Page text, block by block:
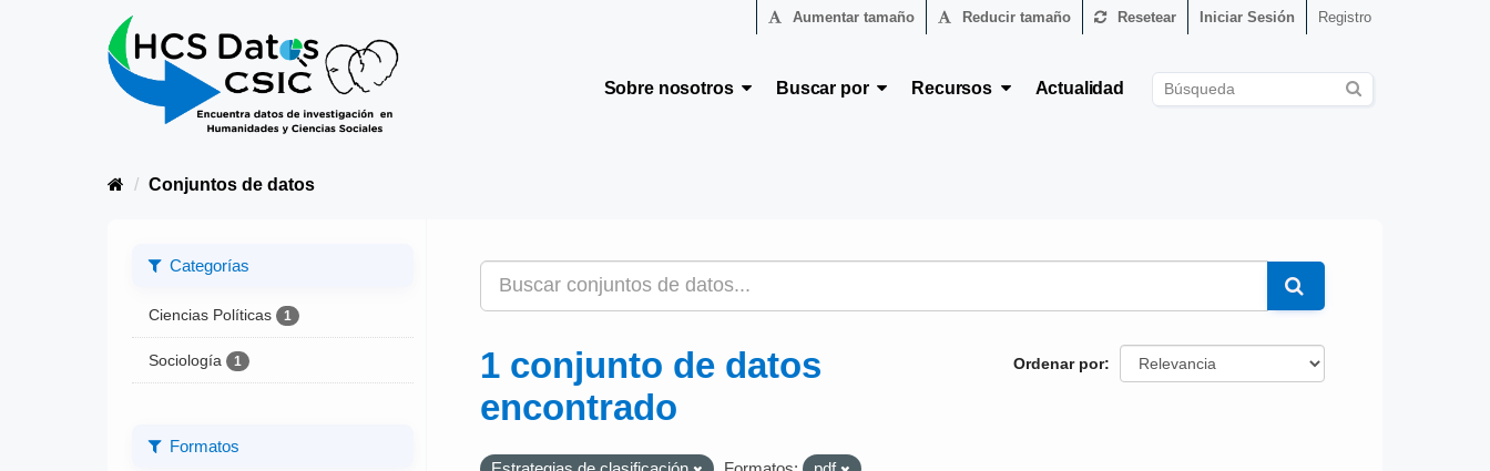
Aumentar tamaño Reducir tamaño Resetear Iniciar Sesión Registro
Sobre nosotros Buscar por Recursos Actualidad
Conjuntos de datos
Categorías
Ciencias Políticas 1
Sociología 1
Formatos
Ordenar por
1 conjunto de datos
encontrado